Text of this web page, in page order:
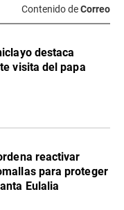
Contenido deCorreo
destaca
visita del papa
reactivar
para proteger
Eulalia